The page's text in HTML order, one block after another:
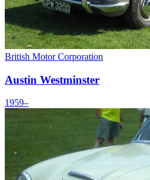
British Motor Corporation
Austin Westminster
1959–